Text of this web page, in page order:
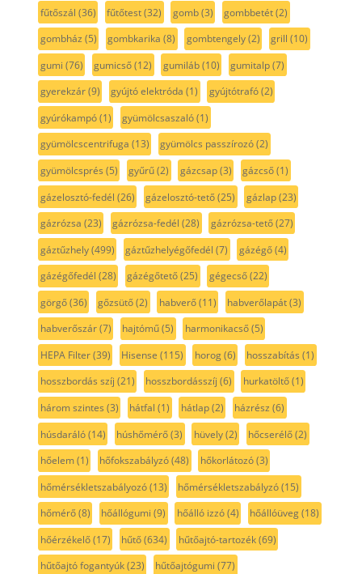
fűtőszál (36) fűtőtest(32) gomb(3) gombbetét(2)
gombház (5) gombkarika (8) gombtengely(2) grill (10)
gumi (76) gumicső(12) gumiláb(10) gumitalp(7)
gyerekzár(9) gyújtó elektróda (1) gyújtótrafó(2)
gyúrókampó(1) gyümölcsaszaló(1)
gyümölcscentrifuga (13) gyümölcs passzírozó(2)
gyümölcsprés (5) gyűrű(2) gázcsap(3) gázcső(1)
gázelosztó-fedél (26) gázelosztó-tető(25) gázlap(23)
gázrózsa (23) gázrózsa-fedél (28) gázrózsa-tető(27)
gáztűzhely(499) gáztűzhelyégőfedél (7) gázégő(4)
gázégőfedél (28) gázégőtető(25) gégecső(22)
görgő(36) gőzsütő(2) habverő(11) habverőlapát(3)
habverőszár(7) hajtómű(5) harmonikacső(5)
HEPA Filter(39) Hisense (115) horog(6) hosszabítás (1)
hosszbordás szíj (21) hosszbordásszíj (6) hurkatöltő(1)
három szintes (3) hátfal (1) hátlap(2) házrész (6)
húsdaráló(14) húshőmérő(3) hüvely(2) hőcserélő(2)
hőelem(1) hőfokszabályzó(48) hőkorlátozó(3)
hőmérsékletszabályozó(13) hőmérsékletszabályzó(15)
hőmérő(8) hőállógumi (9) hőálló izzó(4) hőállóüveg(18)
hőérzékelő(17) hűtő(634) hűtőajtó-tartozék(69)
hűtőajtó fogantyúk(23) hűtőajtógumi (77)